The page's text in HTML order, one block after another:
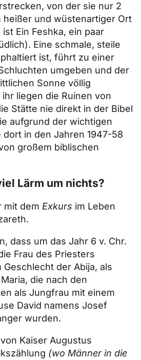
von der sie nur 2
heißer und wüstenartiger Ort
Ein Feshka, ein paar
Eine schmale, steile
ist, führt zu einer
umgeben und der
Sonne völlig
liegen die Ruinen von
Stätte nie direkt in der Bibel
aufgrund der wichtigen
in den Jahren 1947-58
großem biblischen
Lärm um nichts?
mit dem Exkurs im Leben
dass um das Jahr 6 v. Chr.
Frau des Priesters
Geschlecht der Abija, als
die nach den
als Jungfrau mit einem
David namens Josef
wurden.
Kaiser Augustus
(wo Männer in die